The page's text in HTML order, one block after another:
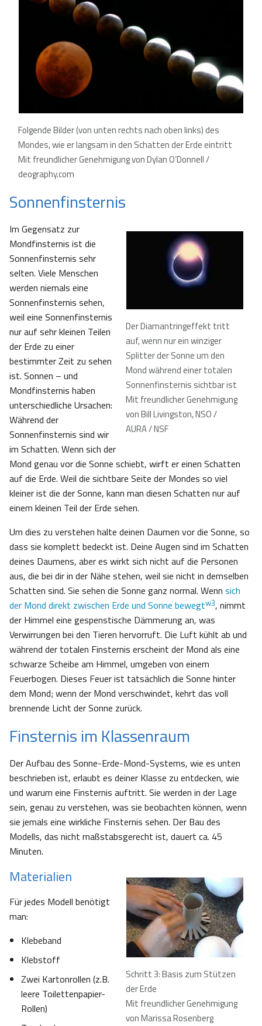
Folgende Bilder (von unten rechts nach oben links) des
Mondes, wie er langsam in den Schatten der Erde eintritt
Mit freundlicher Genehmigung von Dylan O’Donnell /
deography.com
Sonnenfinsternis
Der Diamantringeffekt tritt
auf, wenn nur ein winziger
Splitter der Sonne um den
Mond während einer totalen
Sonnenfinsternis sichtbar ist
Mit freundlicher Genehmigung
von Bill Livingston, NSO /
AURA / NSF
Im Gegensatz zur
Mondfinsternis ist die
Sonnenfinsternis sehr
selten. Viele Menschen
werden niemals eine
Sonnenfinsternis sehen,
weil eine Sonnenfinsternis
nur auf sehr kleinen Teilen
der Erde zu einer
bestimmter Zeit zu sehen
ist. Sonnen – und
Mondfinsternis haben
unterschiedliche Ursachen:
Während der
Sonnenfinsternis sind wir
im Schatten. Wenn sich der
Mond genau vor die Sonne schiebt, wirft er einen Schatten
auf die Erde. Weil die sichtbare Seite der Mondes so viel
kleiner ist die der Sonne, kann man diesen Schatten nur auf
einem kleinen Teil der Erde sehen.
Um dies zu verstehen halte deinen Daumen vor die Sonne, so
dass sie komplett bedeckt ist. Deine Augen sind im Schatten
deines Daumens, aber es wirkt sich nicht auf die Personen
aus, die bei dir in der Nähe stehen, weil sie nicht in demselben
Schatten sind. Sie sehen die Sonne ganz normal. Wenn sich
der Mond direkt zwischen Erde und Sonne bewegtw3, nimmt
der Himmel eine gespenstische Dämmerung an, was
Verwirrungen bei den Tieren hervorruft. Die Luft kühlt ab und
während der totalen Finsternis erscheint der Mond als eine
schwarze Scheibe am Himmel, umgeben von einem
Feuerbogen. Dieses Feuer ist tatsächlich die Sonne hinter
dem Mond; wenn der Mond verschwindet, kehrt das voll
brennende Licht der Sonne zurück.
Finsternis im Klassenraum
Der Aufbau des Sonne-Erde-Mond-Systems, wie es unten
beschrieben ist, erlaubt es deiner Klasse zu entdecken, wie
und warum eine Finsternis auftritt. Sie werden in der Lage
sein, genau zu verstehen, was sie beobachten können, wenn
sie jemals eine wirkliche Finsternis sehen. Der Bau des
Modells, das nicht maßstabsgerecht ist, dauert ca. 45
Minuten.
Schritt 3: Basis zum Stützen
der Erde
Mit freundlicher Genehmigung
von Marissa Rosenberg
Materialien
Für jedes Modell benötigt
man:
Klebeband
Klebstoff
Zwei Kartonrollen (z.B.
leere Toilettenpapier-
Rollen)